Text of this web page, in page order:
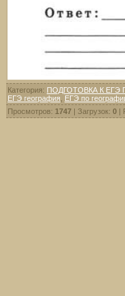
Категория: ПОДГОТОВКА К ЕГЭ
ЕГЭ география
ЕГЭ по
Просмотров: 1747 | Загрузок: 0 |